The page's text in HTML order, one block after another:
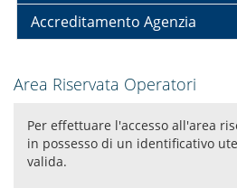
Accreditamento Agenzia